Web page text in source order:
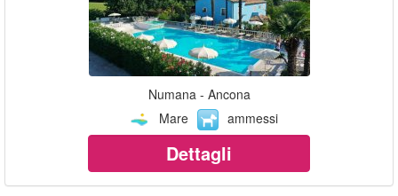
Numana - Ancona
Mare
ammessi
Dettagli